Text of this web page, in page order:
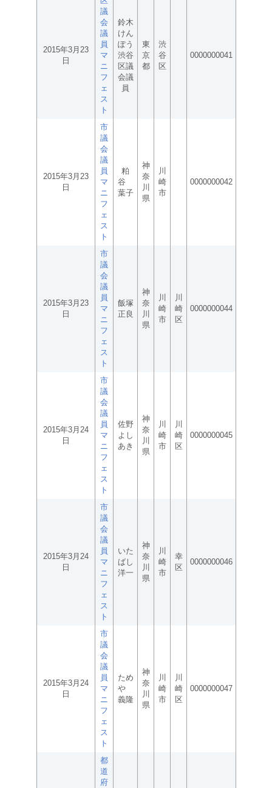
2015年3月23
日
議
会
議
員
マ
ニ
フ
ェ
ス
ト
鈴木
けん
ぽう
渋谷
区議
会議
員
東
京
都
渋
谷
区
0000000041
2015年3月23
日
市
議
会
議
員
マ
ニ
フ
ェ
ス
ト
粕
谷
葉子
神
奈
川
県
川
崎
市
0000000042
2015年3月23
日
市
議
会
議
員
マ
ニ
フ
ェ
ス
ト
飯塚
正良
神
奈
川
県
川
崎
市
川
崎
区
0000000044
2015年3月24
日
市
議
会
議
員
マ
ニ
フ
ェ
ス
ト
佐野
よし
あき
神
奈
川
県
川
崎
市
川
崎
区
0000000045
2015年3月24
日
市
議
会
議
員
マ
ニ
フ
ェ
ス
ト
いた
ばし
洋一
神
奈
川
県
川
崎
市
幸
区
0000000046
2015年3月24
日
市
議
会
議
員
マ
ニ
フ
ェ
ス
ト
ため
や
義隆
神
奈
川
県
川
崎
市
川
崎
区
0000000047
都
道
府